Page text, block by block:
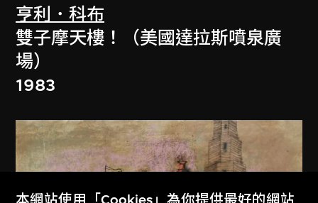
亨利．科布
雙子摩天樓！（美國達拉斯噴泉廣
場）
1983
本網站使用「Cookies」為你提供最好的網站